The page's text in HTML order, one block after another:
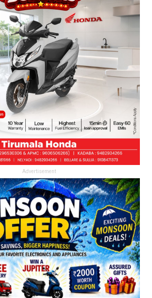
Advertisement